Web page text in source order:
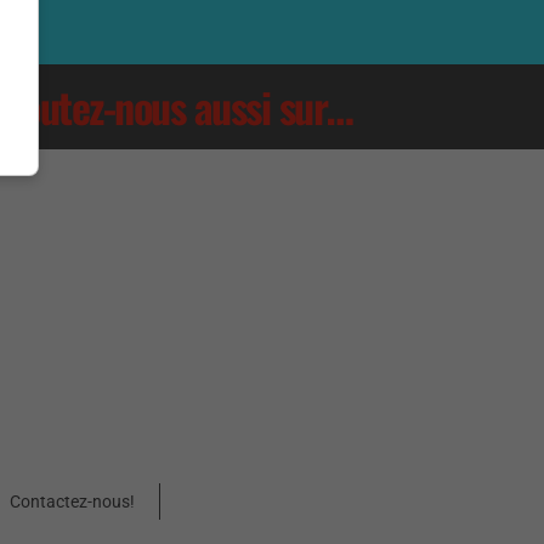
Écoutez-nous aussi sur…
Contactez-nous!